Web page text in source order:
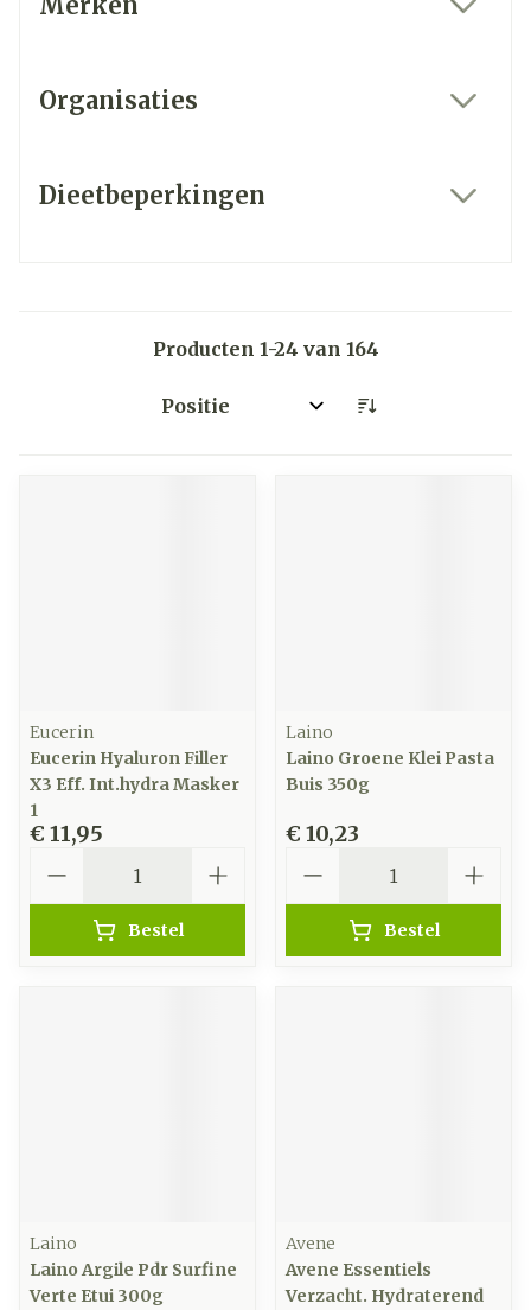
Organisaties
Dieetbeperkingen
Producten 1-24 van 164
Sorteer op:
Eucerin
Eucerin Hyaluron Filler
X3 Eff. Int.hydra Masker
1
€ 11,95
Bestel
Laino
Laino Groene Klei Pasta
Buis 350g
€ 10,23
Bestel
Laino
Laino Argile Pdr Surfine
Verte Etui 300g
Avene
Avene Essentiels
Verzacht. Hydraterend